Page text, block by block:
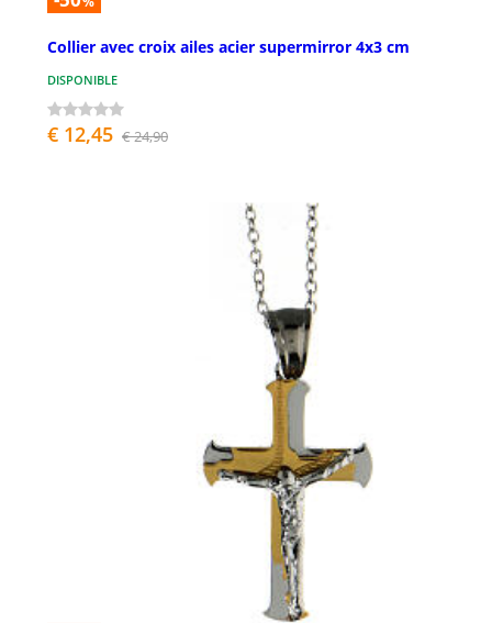
Collier avec croix ailes acier supermirror 4x3 cm
DISPONIBLE
€ 12,45 € 24,90